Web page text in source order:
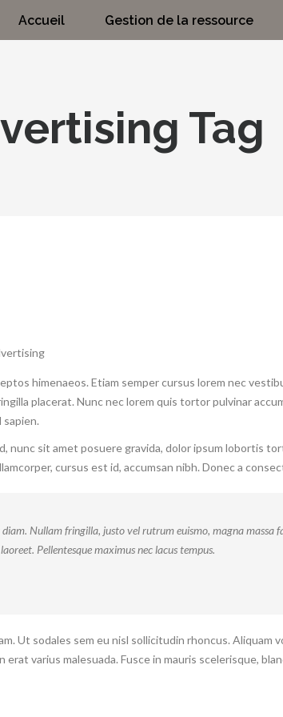
Accueil Gestion de la ressource
Tag
himenaeos. Etiam semper cursus lorem nec
placerat. Nunc nec lorem quis tortor pulvinar
sit amet posuere gravida, dolor ipsum lobortis
cursus est id, accumsan nibh. Donec a
Nullam fringilla, justo vel rutrum euismo, magna massa
Pellentesque maximus nec lacus tempus.
Ut sodales sem eu nisl sollicitudin rhoncus.
varius malesuada. Fusce in mauris scelerisque,